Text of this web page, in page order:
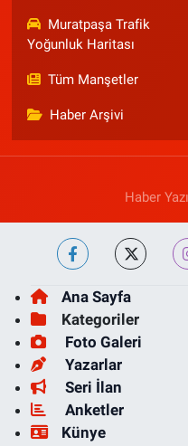
Muratpaşa Trafik
Yoğunluk Haritası
Tüm Manşetler
Haber Arşivi
Haber
Ana Sayfa
Kategoriler
Foto Galeri
Yazarlar
Seri İlan
Anketler
Künye